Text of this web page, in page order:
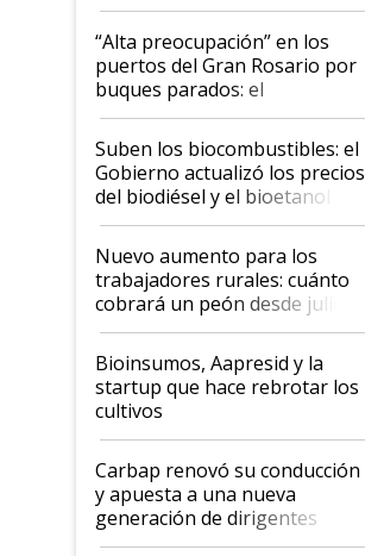
tornado
“Alta preocupación” en los
puertos del Gran Rosario por
buques parados: el
funcionamiento de las
exportadoras en tensión tras
la medida de fuerza de los
prácticos
Suben los biocombustibles: el
Gobierno actualizó los precios
del biodiésel y el bioetanol
Nuevo aumento para los
trabajadores rurales: cuánto
cobrará un peón desde julio
Bioinsumos, Aapresid y la
startup que hace rebrotar los
cultivos
Carbap renovó su conducción
y apuesta a una nueva
generación de dirigentes
rurales